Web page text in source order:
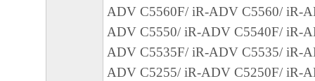
よび「本ソフトウェア」に対してアップデ
正あるいはサポートを行うことについて、
負うものではありません。
ADV C5560F/ iR-ADV C5560/ iR-
ADV C5550/ iR-ADV C5540F/ iR-
ADV C5535F/ iR-ADV C5535/ iR-
ADV C5255/ iR-ADV C5250F/ iR-